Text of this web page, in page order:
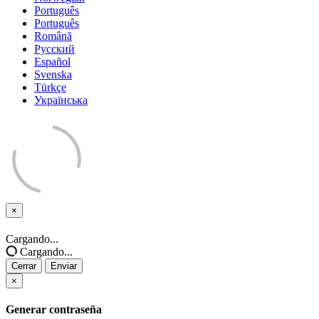
Português
Português
Română
Русский
Español
Svenska
Türkçe
Українська
×
Cerrar
Cargando...
Cargando...
Cerrar
Enviar
×
Generar contraseña